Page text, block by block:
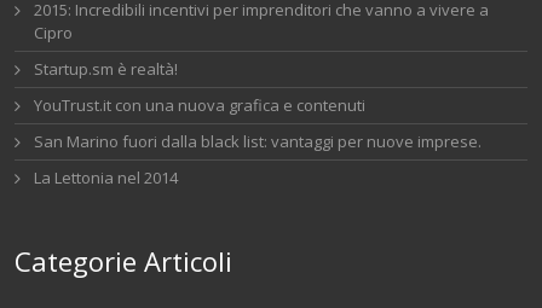
2015: Incredibili incentivi per imprenditori che vanno a vivere a
Cipro
Startup.sm è realtà!
YouTrust.it con una nuova grafica e contenuti
San Marino fuori dalla black list: vantaggi per nuove imprese.
La Lettonia nel 2014
Categorie Articoli